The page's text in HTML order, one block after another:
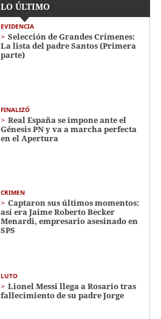
LO ÚLTIMO
EVIDENCIA
Selección de Grandes Crímenes:
La lista del padre Santos (Primera
parte)
FINALIZÓ
Real España se impone ante el
Génesis PN y va a marcha perfecta
en el Apertura
CRIMEN
Captaron sus últimos momentos:
así era Jaime Roberto Becker
Menardi​​​, empresario asesinado en
SPS
LUTO
Lionel Messi llega a Rosario tras
fallecimiento de su padre Jorge